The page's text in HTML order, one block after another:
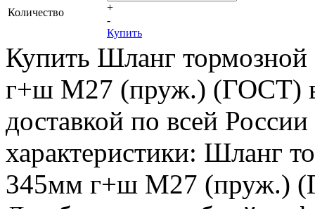
Количество
+
-
Купить
Купить Шланг
г+ш М27 (пруж.) (ГОСТ)
доставкой по всей
характеристики: Шланг
345мм г+ш М27 (пруж.)